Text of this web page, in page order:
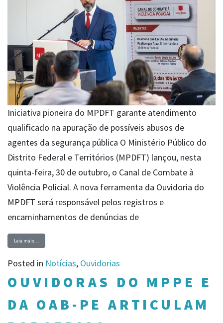
Iniciativa pioneira do MPDFT garante atendimento
qualificado na apuração de possíveis abusos de
agentes da segurança pública O Ministério Público do
Distrito Federal e Territórios (MPDFT) lançou, nesta
quinta-feira, 30 de outubro, o Canal de Combate à
Violência Policial. A nova ferramenta da Ouvidoria do
MPDFT será responsável pelos registros e
encaminhamentos de denúncias de
Leia mais…
Posted in Notícias, Ouvidorias
OUVIDORAS DO MPPE E
DA OAB-PE ARTICULAM